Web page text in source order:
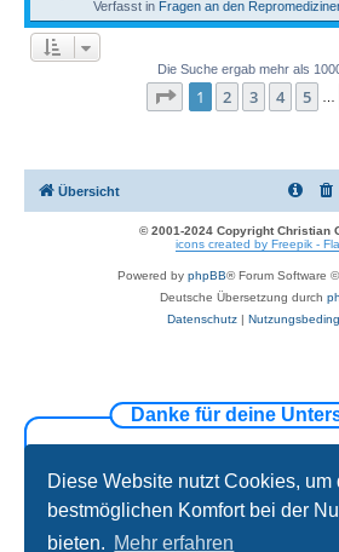
Diese Website nutzt Cookies, um
bestmöglichen Komfort bei der
bieten. Mehr erfahren
Verfasst in Fragen an den
Die Suche ergab mehr als
Seite 1von 20
1 2 3 4 5
Übersicht
© 2001-2024 Copyright Christian
icons created by Freepik -
Powered by phpBB® Forum Software
Deutsche Übersetzung durch
Datenschutz|
Danke für deine